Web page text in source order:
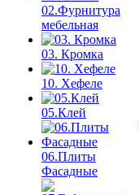
02.Фурнитура
мебельная
03. Кромка
10. Хефеле
05.Клей
06.Плиты
Фасадные